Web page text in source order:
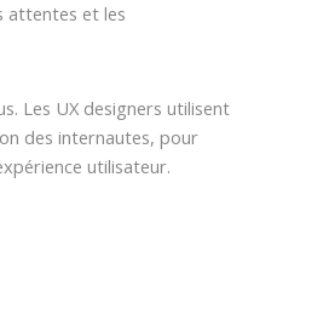
attentes et les
Les UX designers utilisent
des internautes, pour
utilisateur.